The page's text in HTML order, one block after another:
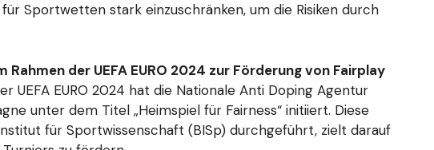
Sportwetten stark einzuschränken, um die Risiken durch
der UEFA EURO 2024 zur Förderung von Fairplay
UEFA EURO 2024 hat die Nationale Anti Doping Agentur
unter dem Titel „Heimspiel für Fairness“ initiiert. Diese
für Sportwissenschaft (BISp) durchgeführt, zielt darauf